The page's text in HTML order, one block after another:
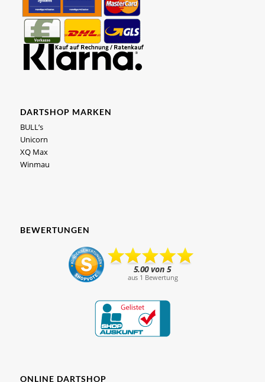
DARTSHOP MARKEN
BULL’s
Unicorn
XQ Max
Winmau
BEWERTUNGEN
ONLINE DARTSHOP